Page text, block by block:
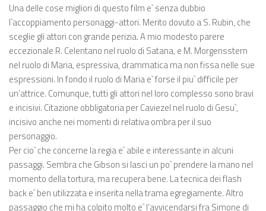
Una delle cose migliori di questo film e` senza dubbio
l`accoppiamento personaggi-attori. Merito dovuto a S. Rubin, che
sceglie gli attori con grande perizia. A mio modesto parere
eccezionale R. Celentano nel ruolo di Satana, e M. Morgensstern
nel ruolo di Maria, espressiva, drammatica ma non fissa nelle sue
espressioni. In fondo il ruolo di Maria e` forse il piu` difficile per
un’attrice. Comunque, tutti gli attori nel loro complesso sono bravi
e incisivi. Citazione obbligatoria per Caviezel nel ruolo di Gesu`,
incisivo anche nei momenti di relativa ombra per il suo
personaggio.
Per cio` che concerne la regia e` abile e interessante in alcuni
passaggi. Sembra che Gibson si lasci un po` prendere la mano nel
momento della tortura, ma recupera bene. La tecnica dei flash
back e` ben utilizzata e inserita nella trama egregiamente. Altro
passaggio che mi ha colpito molto e` l’avvicendarsi fra Simone di